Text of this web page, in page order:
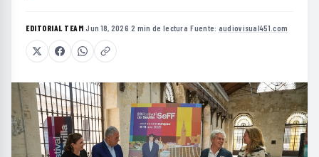
EDITORIAL TEAM·Jun 18, 2026·2 min de lectura·Fuente: audiovisual451.com